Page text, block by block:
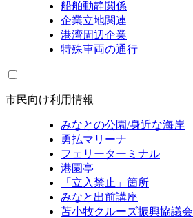
船舶動静関係
企業立地関連
港湾周辺企業
特殊車両の通行
市民向け利用情報
みなとの公園/身近な海岸
勇払マリーナ
フェリーターミナル
港園亭
「立入禁止」箇所
みなと出前講座
苫小牧クルーズ振興協議会